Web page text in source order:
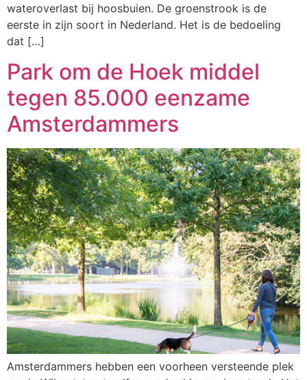
wateroverlast bij hoosbuien. De groenstrook is de
eerste in zijn soort in Nederland. Het is de bedoeling
dat […]
Park om de Hoek middel
tegen 85.000 eenzame
Amsterdammers
Amsterdammers hebben een voorheen versteende plek